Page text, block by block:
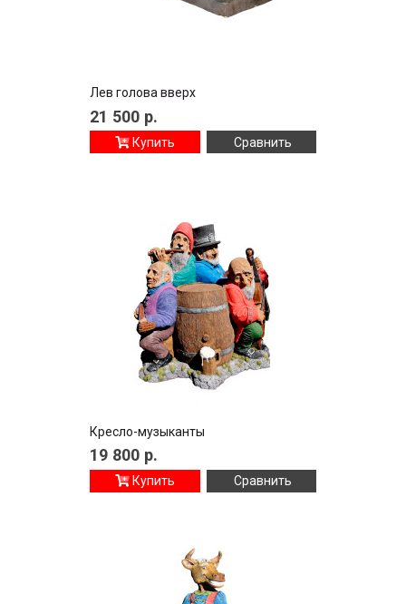
Лев голова вверх
21 500 р.
Купить Сравнить
Кресло-музыканты
19 800 р.
Купить Сравнить